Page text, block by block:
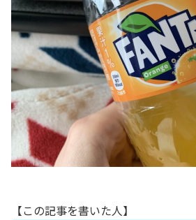
【この記事を書いた人】